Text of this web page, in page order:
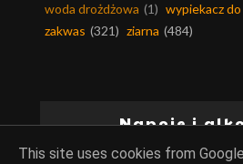
woda drożdżowa (1) wypiekacz
zakwas (321) ziarna (484)
Napoje i
This site uses cookies from